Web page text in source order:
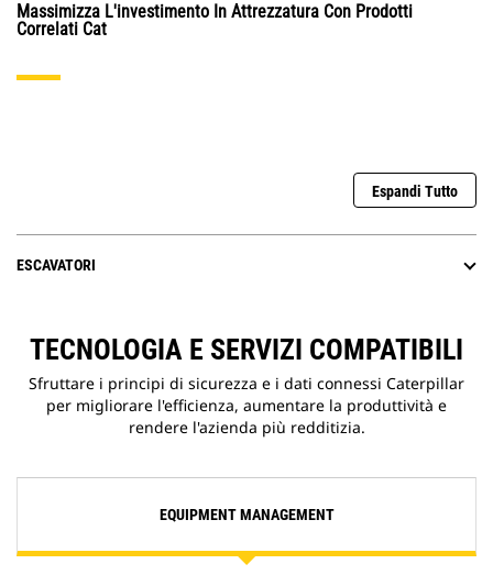
Massimizza L'investimento In Attrezzatura Con Prodotti
Correlati Cat
Espandi Tutto
ESCAVATORI
TECNOLOGIA E SERVIZI COMPATIBILI
Sfruttare i principi di sicurezza e i dati connessi Caterpillar
per migliorare l'efficienza, aumentare la produttività e
rendere l'azienda più redditizia.
EQUIPMENT MANAGEMENT